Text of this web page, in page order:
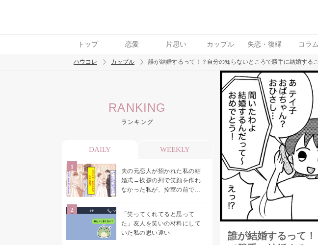
トップ 恋愛 片思い カップル 失恋・復縁 コラム
トレンド ワード
長続き
ハウコレ カップル 誰が結婚するって！？自分の知らないところで勝手に結婚する
RANKING
ランキング
DAILY WEEKLY
夫の元恋人が招かれた私の結
婚式→挨拶の列で笑顔を作れ
なかった私が、控室の前で彼
「笑ってくれてると思って
た」友人を笑いの材料にして
いた私の思い違い
誰が結婚するって